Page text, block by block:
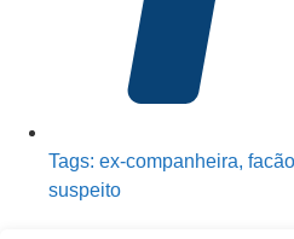
Tags: ex-companheira, facão
suspeito